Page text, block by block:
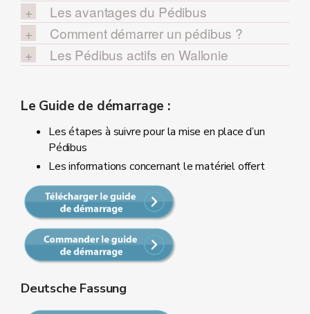
Les avantages du Pédibus
Comment démarrer un pédibus ?
Les Pédibus actifs en Wallonie
Le Guide de démarrage :
Les étapes à suivre pour la mise en place d’un
Pédibus
Les informations concernant le matériel offert
Deutsche Fassung